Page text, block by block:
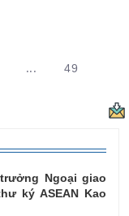
to navigate.
trên cổng
trang trên cổng
...Trang trungCác trang
49
Ngoại giao
ký ASEAN Kao